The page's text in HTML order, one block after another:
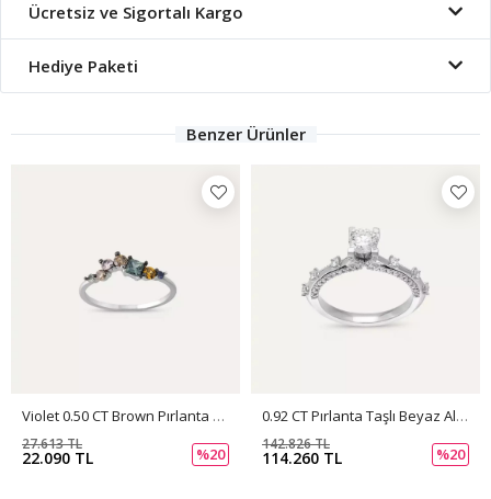
Ücretsiz ve Sigortalı Kargo
Hediye Paketi
Benzer Ürünler
Violet 0.50 CT Brown Pırlanta Ve Multicolor Safir Taşlı Beyaz Altın Yüzük
22.090 TL
27.613 TL
%20
0.92 CT Pırlanta Taşlı Beyaz Altın Yüzük
114.260 TL
142.826 TL
%20